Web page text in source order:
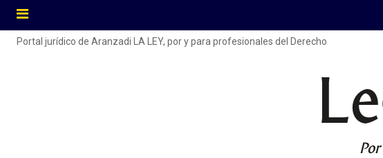
Portal jurídico de Aranzadi LA LEY, por y para profesionales del Derecho